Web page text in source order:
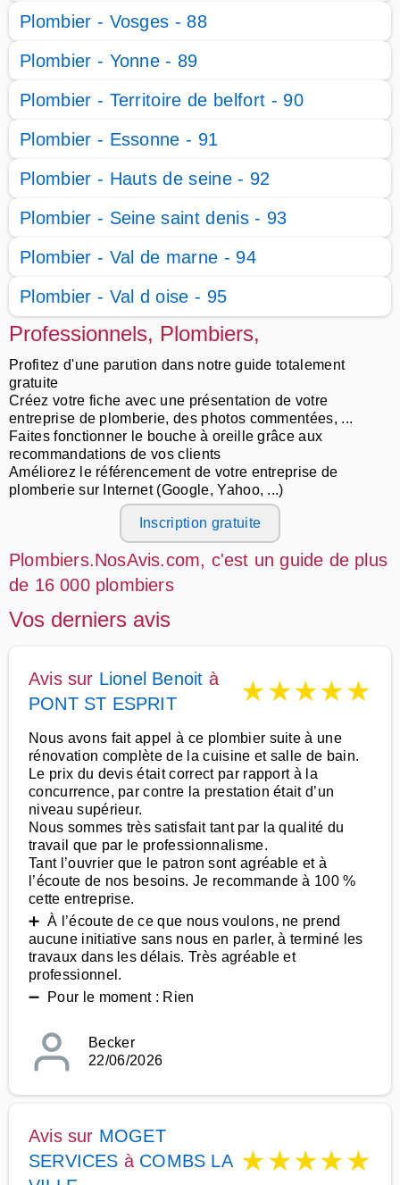
Plombier - Vosges - 88
Plombier - Yonne - 89
Plombier - Territoire de belfort - 90
Plombier - Essonne - 91
Plombier - Hauts de seine - 92
Plombier - Seine saint denis - 93
Plombier - Val de marne - 94
Plombier - Val d oise - 95
Professionnels, Plombiers,
Profitez d'une parution dans notre guide totalement
gratuite
Créez votre fiche avec une présentation de votre
entreprise de plomberie, des photos commentées, ...
Faites fonctionner le bouche à oreille grâce aux
recommandations de vos clients
Améliorez le référencement de votre entreprise de
plomberie sur Internet (Google, Yahoo, ...)
Inscription gratuite
Plombiers.NosAvis.com, c'est un guide de plus
de 16 000 plombiers
Vos derniers avis
Avis sur Lionel Benoit à
PONT ST ESPRIT
★★★★★
Nous avons fait appel à ce plombier suite à une
rénovation complète de la cuisine et salle de bain.
Le prix du devis était correct par rapport à la
concurrence, par contre la prestation était d’un
niveau supérieur.
Nous sommes très satisfait tant par la qualité du
travail que par le professionnalisme.
Tant l’ouvrier que le patron sont agréable et à
l’écoute de nos besoins. Je recommande à 100 %
cette entreprise.
➕ À l’écoute de ce que nous voulons, ne prend
aucune initiative sans nous en parler, à terminé les
travaux dans les délais. Très agréable et
professionnel.
➖ Pour le moment : Rien
Becker
22/06/2026
Avis sur MOGET
SERVICES à COMBS LA ★★★★★